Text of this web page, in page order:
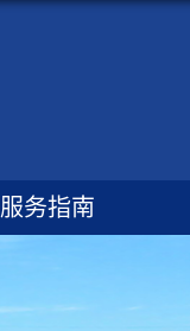
服务指南